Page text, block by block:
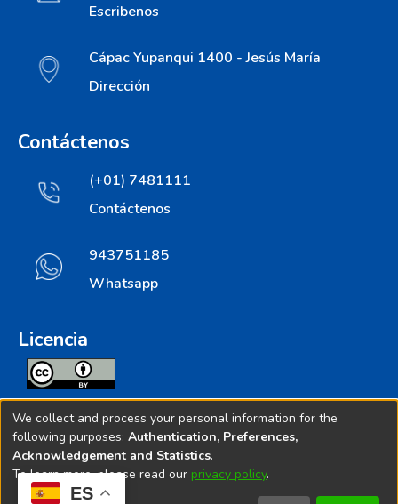
ES
Escribenos
Cápac Yupanqui 1400 - Jesús María
Dirección
Contáctenos
(+01) 7481111
Contáctenos
943751185
Whatsapp
Licencia
Todos los contenidos de repositorio.ins.gob.pe estan
licenciados bajo
Creative Commoms License
© 2025. Instituto Nacional de Salud - Implementado por
We collect and process your personal information for the
following purposes: Authentication, Preferences,
Acknowledgement and Statistics.
To learn more, please read our privacy policy.